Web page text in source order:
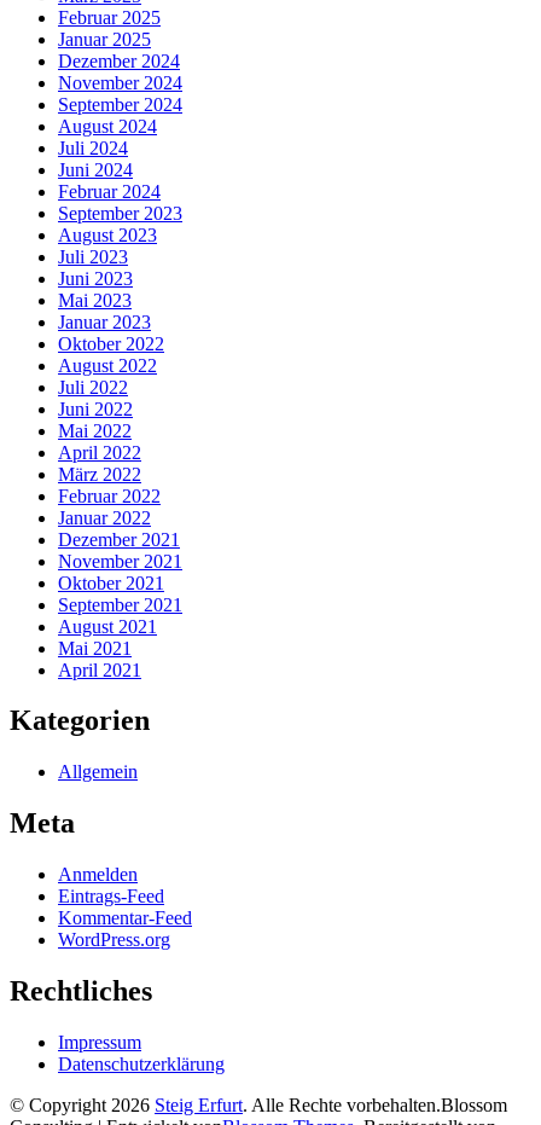
Februar 2025
Januar 2025
Dezember 2024
November 2024
September 2024
August 2024
Juli 2024
Juni 2024
Februar 2024
September 2023
August 2023
Juli 2023
Juni 2023
Mai 2023
Januar 2023
Oktober 2022
August 2022
Juli 2022
Juni 2022
Mai 2022
April 2022
März 2022
Februar 2022
Januar 2022
Dezember 2021
November 2021
Oktober 2021
September 2021
August 2021
Mai 2021
April 2021
Kategorien
Allgemein
Meta
Anmelden
Eintrags-Feed
Kommentar-Feed
WordPress.org
Rechtliches
Impressum
Datenschutzerklärung
© Copyright 2026 Steig Erfurt. Alle Rechte vorbehalten.Blossom